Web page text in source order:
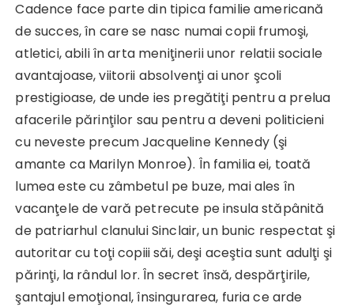
Cadence face parte din tipica familie americană
de succes, în care se nasc numai copii frumoşi,
atletici, abili în arta meniţinerii unor relatii sociale
avantajoase, viitorii absolvenţi ai unor şcoli
prestigioase, de unde ies pregătiţi pentru a prelua
afacerile părinţilor sau pentru a deveni politicieni
cu neveste precum Jacqueline Kennedy (şi
amante ca Marilyn Monroe). În familia ei, toată
lumea este cu zâmbetul pe buze, mai ales în
vacanţele de vară petrecute pe insula stăpânită
de patriarhul clanului Sinclair, un bunic respectat şi
autoritar cu toţi copiii săi, deşi aceştia sunt adulţi şi
părinţi, la rândul lor. În secret însă, despărţirile,
şantajul emoţional, însingurarea, furia ce arde